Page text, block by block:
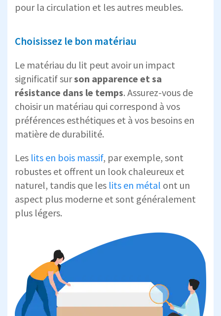
pour la circulation et les autres meubles.
Choisissez le bon matériau
Le matériau du lit peut avoir un impact
significatif surson apparence et sa
résistance dans le temps. Assurez-vous de
choisir un matériau qui correspond à vos
préférences esthétiques et à vos besoins en
matière de durabilité.
Les lits en bois massif, par exemple, sont
robustes et offrent un look chaleureux et
naturel, tandis que les lits en métal ont un
aspect plus moderne et sont généralement
plus légers.